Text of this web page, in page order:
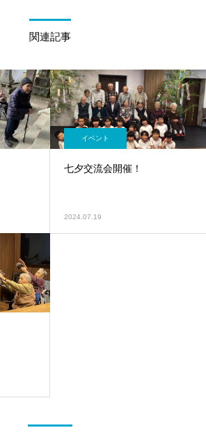
関連記事
イベント
七夕交流会開催！
2024.07.19